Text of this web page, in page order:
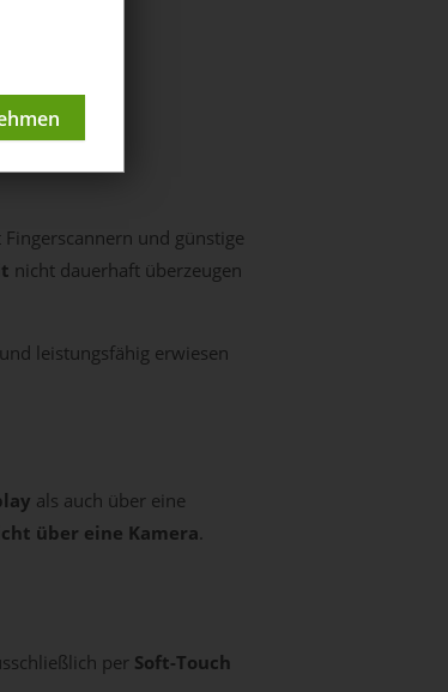
und günstige
nicht dauerhaft überzeugen
leistungsfähig erwiesen
als auch über eine
über eine Kamera.
per Soft-Touch